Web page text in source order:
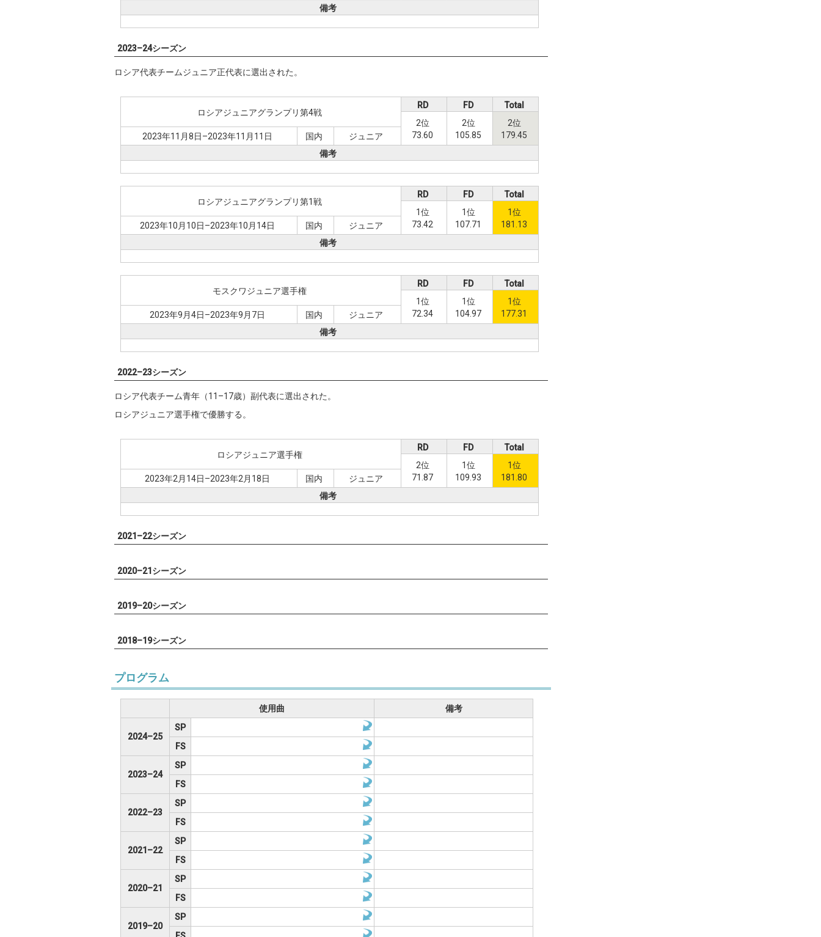
備考
2023–24シーズン
ロシア代表チームジュニア正代表に選出された。
ロシアジュニアグランプリ第4戦
2023年11月8日–2023年11月11日 国内 ジュニア
RD
2位
73.60
FD
2位
105.85
Total
2位
179.45
備考
ロシアジュニアグランプリ第1戦
2023年10月10日–2023年10月14日 国内 ジュニア
RD
1位
73.42
FD
1位
107.71
Total
1位
181.13
備考
モスクワジュニア選手権
2023年9月4日–2023年9月7日 国内 ジュニア
RD
1位
72.34
FD
1位
104.97
Total
1位
177.31
備考
2022–23シーズン
ロシア代表チーム青年（11–17歳）副代表に選出された。
ロシアジュニア選手権で優勝する。
ロシアジュニア選手権
2023年2月14日–2023年2月18日 国内 ジュニア
RD
2位
71.87
FD
1位
109.93
Total
1位
181.80
備考
2021–22シーズン
2020–21シーズン
2019–20シーズン
2018–19シーズン
プログラム
使用曲 備考
2024–25
SP
FS
2023–24
SP
FS
2022–23
SP
FS
2021–22
SP
FS
2020–21
SP
FS
2019–20
SP